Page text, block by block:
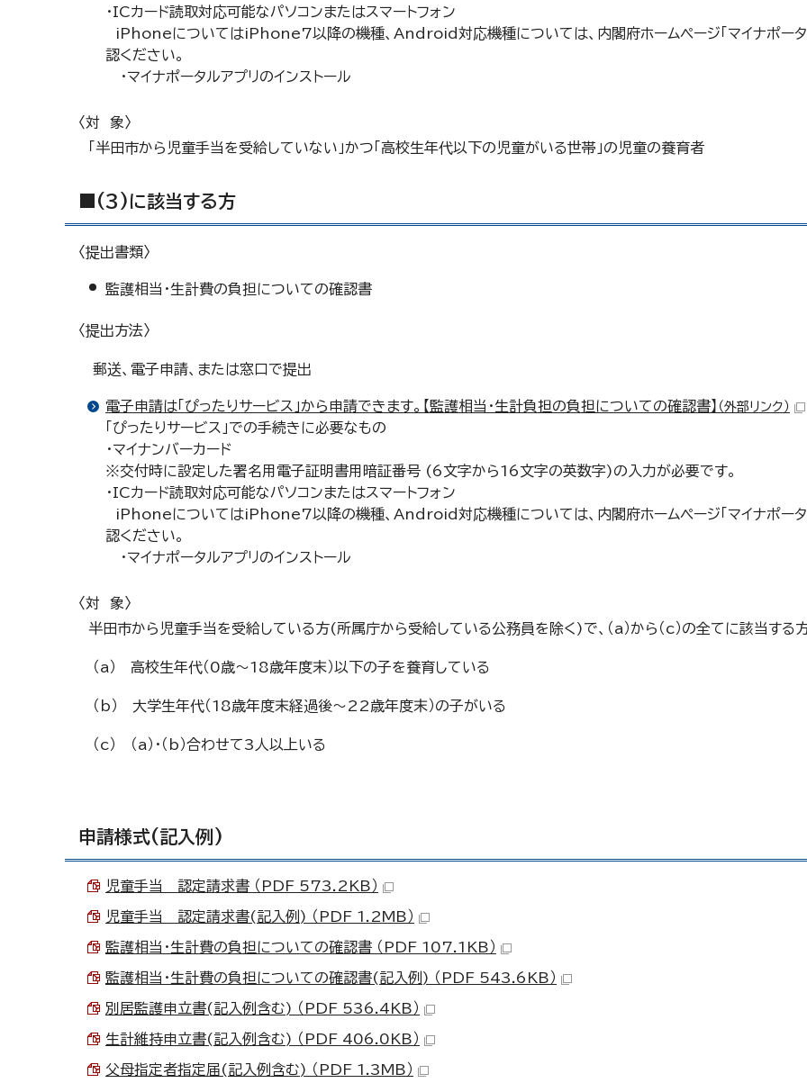
・ICカード読取対応可能なパソコンまたはスマートフォン
iPhoneについてはiPhone7以降の機種、Android対応機種については、内閣府ホームページ「マイナポータ
認ください。
・マイナポータルアプリのインストール
〈対 象〉
「半田市から児童手当を受給していない」かつ「高校生年代以下の児童がいる世帯」の児童の養育者
■(3)に該当する方
〈提出書類〉
監護相当・生計費の負担についての確認書
〈提出方法〉
郵送、電子申請、または窓口で提出
電子申請は「ぴったりサービス」から申請できます。【監護相当・生計負担の負担についての確認書】 （外部リンク）
「ぴったりサービス」での手続きに必要なもの
・マイナンバーカード
※交付時に設定した署名用電子証明書用暗証番号 (6文字から16文字の英数字)の入力が必要です。
・ICカード読取対応可能なパソコンまたはスマートフォン
iPhoneについてはiPhone7以降の機種、Android対応機種については、内閣府ホームページ「マイナポータ
認ください。
・マイナポータルアプリのインストール
〈対 象〉
半田市から児童手当を受給している方(所属庁から受給している公務員を除く)で、（a）から（c）の全てに該当する
（a） 高校生年代（0歳～18歳年度末）以下の子を養育している
（b） 大学生年代（18歳年度末経過後～22歳年度末）の子がいる
（c） （a）・（b）合わせて3人以上いる
申請様式(記入例)
児童手当 認定請求書 （PDF 573.2KB）
児童手当 認定請求書(記入例) （PDF 1.2MB）
監護相当・生計費の負担についての確認書 （PDF 107.1KB）
監護相当・生計費の負担についての確認書(記入例) （PDF 543.6KB）
別居監護申立書(記入例含む) （PDF 536.4KB）
生計維持申立書(記入例含む) （PDF 406.0KB）
父母指定者指定届(記入例含む) （PDF 1.3MB）